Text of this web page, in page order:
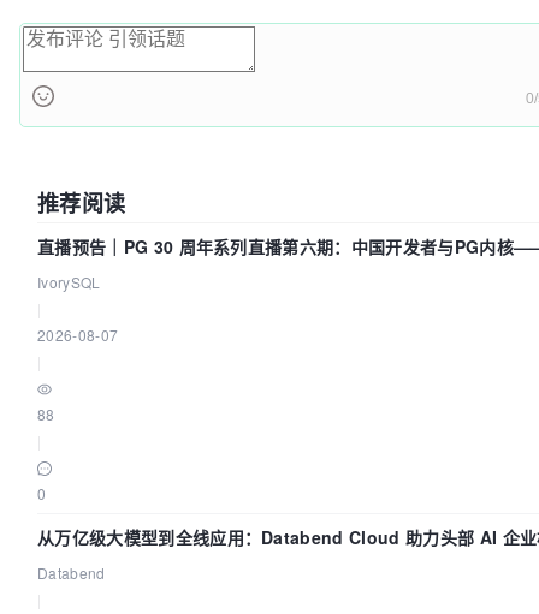
推荐阅读
直播预告｜PG 30 周年系列直播第六期：中国开发者与PG内核
动吗？我们贡献了什么？
IvorySQL
2026-08-07
88
0
从万亿级大模型到全线应用：Databend Cloud 助力头部 AI 企
Trace 数据管道
Databend